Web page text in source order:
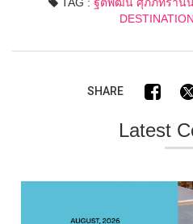
DESTINATION
SHARE
Latest